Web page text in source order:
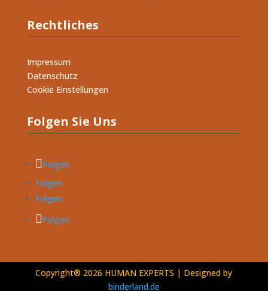
Rechtliches
Impressum
Datenschutz
Cookie Einstellungen
Folgen Sie Uns
Folgen
Folgen
Folgen
Folgen
Copyright® 2026 HUMAN EXPERTS | Designed by
binderland.de